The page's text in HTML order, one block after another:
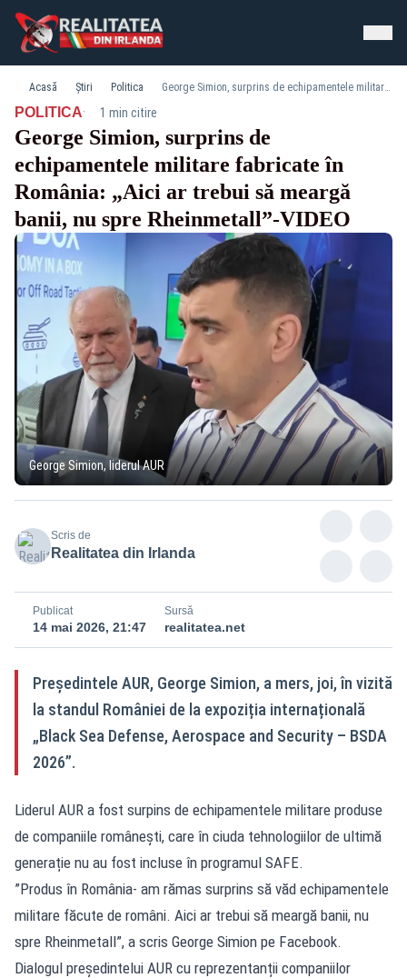
Acasă Știri Politica George Simion, surprins de echipamentele militare fabricate în România: „Aici ar trebui să meargă banii, nu spre Rheinmetall”-VIDEO
POLITICA· 1 min citire
George Simion, surprins de
echipamentele militare fabricate în
România: „Aici ar trebui să meargă
banii, nu spre Rheinmetall”-VIDEO
George Simion, liderul AUR
Scris de
Realitatea din Irlanda
Publicat
14 mai 2026, 21:47
Sursă
realitatea.net
Președintele AUR, George Simion, a mers, joi, în vizită
la standul României de la expoziția internațională
„Black Sea Defense, Aerospace and Security – BSDA
2026”.
Liderul AUR a fost surpins de echipamentele militare produse
de companiile românești, care în ciuda tehnologiilor de ultimă
generație nu au fost incluse în programul SAFE.
”Produs în România- am rămas surprins să văd echipamentele
militare făcute de români. Aici ar trebui să meargă banii, nu
spre Rheinmetall”, a scris George Simion pe Facebook.
Dialogul președintelui AUR cu reprezentanții companiilor